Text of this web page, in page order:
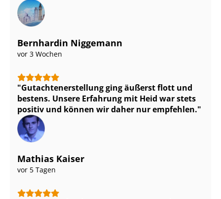
Bernhardin Niggemann
vor 3 Wochen
Gut­ach­ten­er­stel­lung ging äußerst flott und
bestens. Unsere Erfahrung mit Heid war stets
positiv und können wir daher nur empfehlen.
Mathias Kaiser
vor 5 Tagen